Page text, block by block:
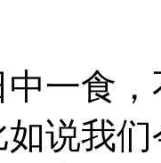
食，
如说我